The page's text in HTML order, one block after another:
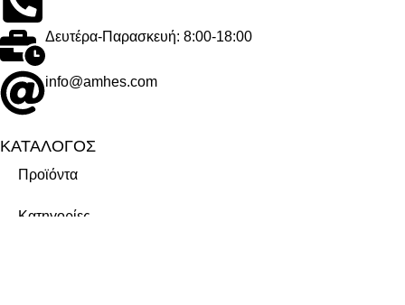
Δευτέρα-Παρασκευή: 8:00-18:00
info@amhes.com
ΚΑΤΑΛΟΓΟΣ
Προϊόντα
Κατηγορίες